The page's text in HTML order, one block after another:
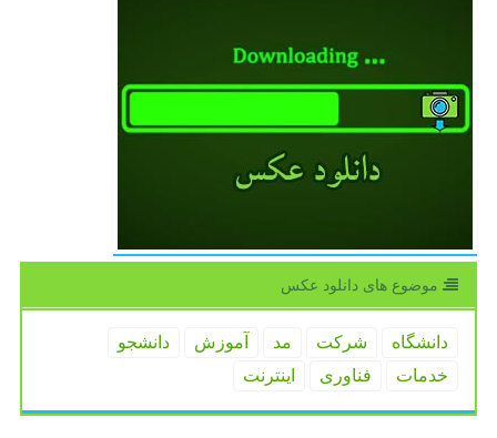
موضوع های دانلود عكس
دانشگاه شركت مد آموزش
دانشجو
خدمات
فناوری اینترنت